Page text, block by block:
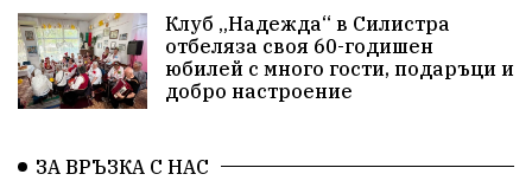
Клуб „Надежда“ в Силистра
отбеляза своя 60-годишен
юбилей с много гости, подаръци и
добро настроение
ЗА ВРЪЗКА С НАС